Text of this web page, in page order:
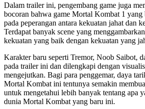
Dalam trailer ini, pengembang game juga
bocoran bahwa game Mortal Kombat 1
pada peperangan antara kekuatan jahat dan
Terdapat banyak scene yang
kekuatan yang baik dengan kekuatan yang
Karakter baru seperti Tremor, Noob Saibot,
pada trailer ini dan dilengkapi dengan
mengejutkan. Bagi para penggemar, daya
Mortal Kombat ini tentunya semakin
untuk mengetahui lebih banyak tentang apa
dunia Mortal Kombat yang baru ini.